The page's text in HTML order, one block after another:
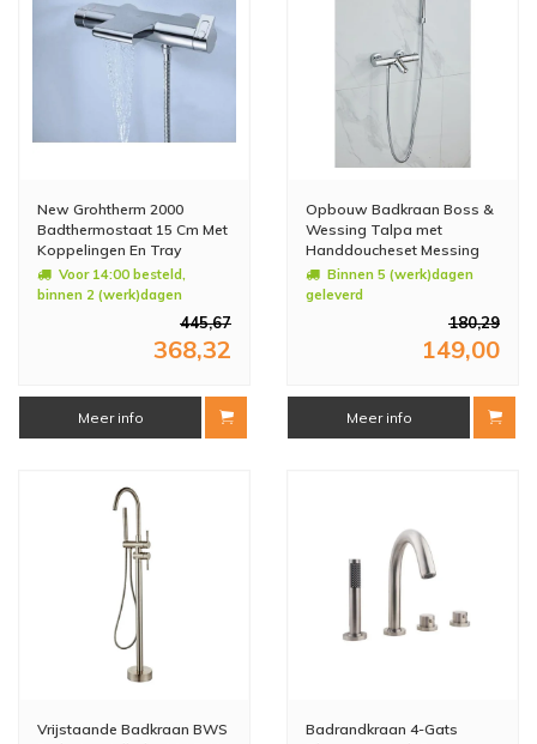
New Grohtherm 2000
Badthermostaat 15 Cm Met
Koppelingen En Tray
Chroom
Voor 14:00 besteld,
binnen 2 (werk)dagen
445,67
368,32
Meer info
Opbouw Badkraan Boss &
Wessing Talpa met
Handdoucheset Messing
Chroom
Binnen 5 (werk)dagen
geleverd
180,29
149,00
Meer info
Vrijstaande Badkraan BWS
Badrandkraan 4-Gats